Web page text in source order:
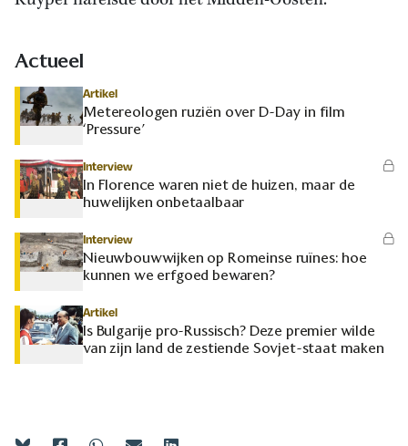
Actueel
Artikel
Metereologen ruziën over D-Day in film
‘Pressure’
Interview
In Florence waren niet de huizen, maar de
huwelijken onbetaalbaar
Interview
Nieuwbouwwijken op Romeinse ruïnes: hoe
kunnen we erfgoed bewaren?
Artikel
Is Bulgarije pro-Russisch? Deze premier wilde
van zijn land de zestiende Sovjet-staat maken